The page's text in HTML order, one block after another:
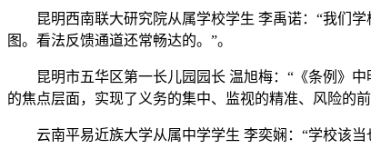
昆明西南联大研究院从属学校学生 李禹诺：“我们学
图。看法反馈通道还常畅达的。”。
昆明市五华区第一长儿园园长 温旭梅：“《条例》中
的焦点层面，实现了义务的集中、监视的精准、风险的
云南平易近族大学从属中学学生 李奕娴：“学校该当